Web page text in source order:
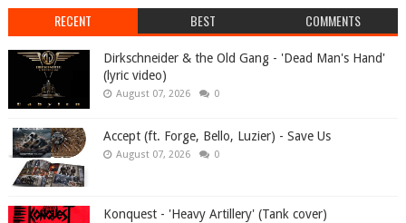
RECENT BEST COMMENTS
Dirkschneider & the Old Gang - 'Dead Man's Hand'
(lyric video)
August 07, 2026 0
Accept (ft. Forge, Bello, Luzier) - Save Us
August 07, 2026 0
Konquest - 'Heavy Artillery' (Tank cover)